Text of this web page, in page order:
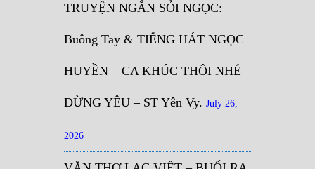
TRUYỆN NGẮN SỎI NGỌC:
Buông Tay & TIẾNG HÁT NGỌC
HUYỀN – CA KHÚC THÔI NHÉ
ĐỪNG YÊU – ST Yên Vy. July 26,
2026